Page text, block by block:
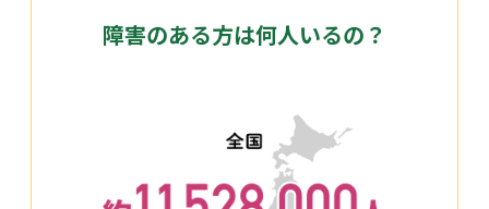
障害のある方は何人いるの？